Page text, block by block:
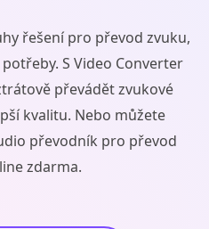
řešení pro převod zvuku,
S Video Converter
převádět zvukové
kvalitu. Nebo můžete
převodník pro převod
zdarma.